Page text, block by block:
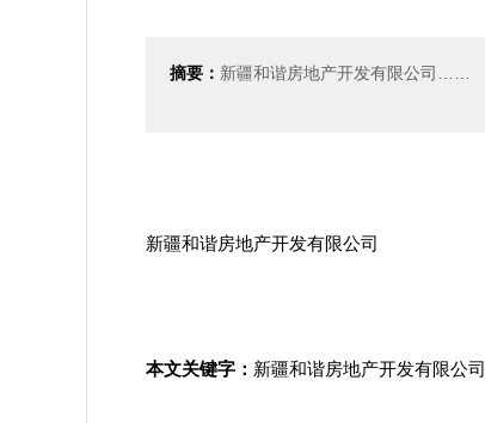
摘要： 新疆和谐房地产开发有限公司……
新疆和谐房地产开发有限公司
本文关键字： 新疆和谐房地产开发有限公司